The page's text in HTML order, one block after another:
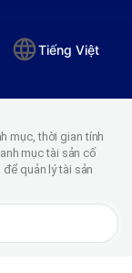
Tiếng Việt
mục, thời gian tính
mục tài sản cố
quản lý tài sản